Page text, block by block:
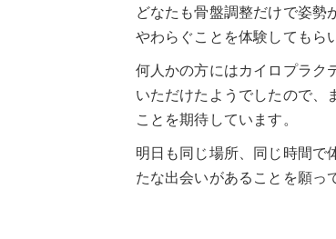
どなたも骨盤調整だけで姿
やわらぐことを体験してもら
何人かの方にはカイロプラク
いただけたようでしたので、
ことを期待しています。
明日も同じ場所、同じ時間
たな出会いがあることを願っ